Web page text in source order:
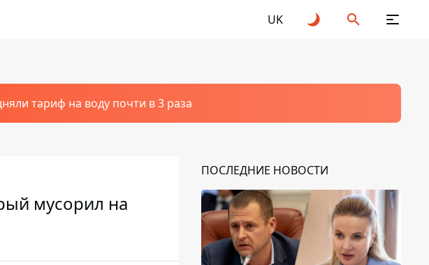
UK
тариф на воду почти в 3 раза
мусорил на
ПОСЛЕДНИЕ НОВОСТИ